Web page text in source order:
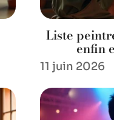
Liste
enfin
11 juin 2026